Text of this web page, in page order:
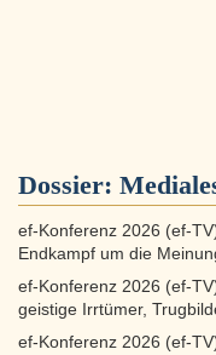
Dossier:
ef-Konferenz 2026 (ef-
Endkampf um die
ef-Konferenz 2026 (ef-
geistige Irrtümer,
ef-Konferenz 2026 (ef-